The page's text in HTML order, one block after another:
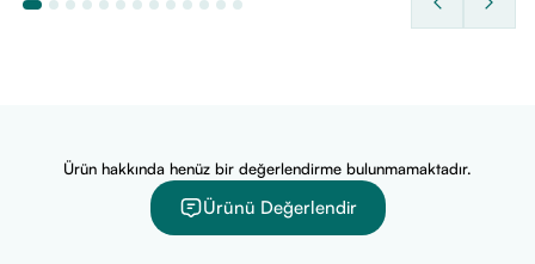
Ürün hakkında henüz bir değerlendirme bulunmamaktadır.
Ürünü Değerlendir